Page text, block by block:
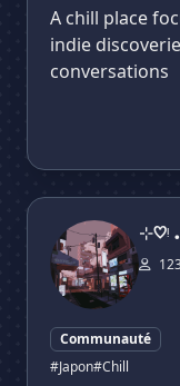
A chill place
indie
conversations
⊹♡ᵎ . Japonn . 🍡
⊹♡ᵎ
Communauté
#Japon#Chill